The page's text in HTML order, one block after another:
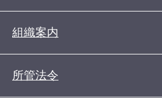
組織案内
所管法令